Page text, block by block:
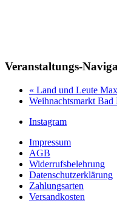
Veranstaltungs-
« Land und Leute
Weihnachtsmarkt Bad
Instagram
Impressum
AGB
Widerrufsbelehrung
Datenschutzerklärung
Zahlungsarten
Versandkosten